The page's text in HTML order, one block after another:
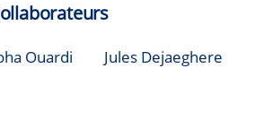
Ouardi Jules Dejaeghere